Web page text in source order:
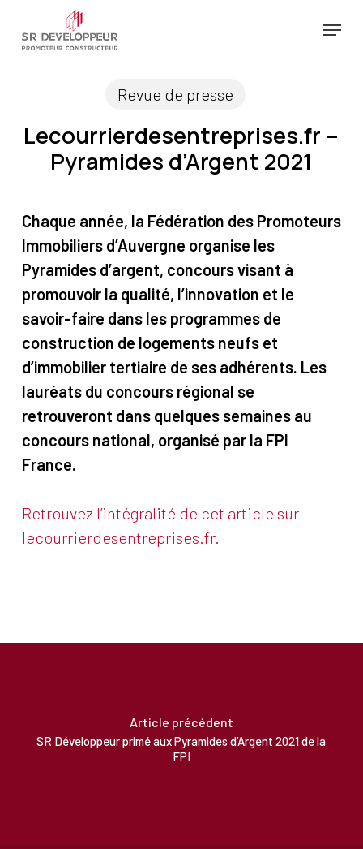
Menu
Revue de presse
Lecourrierdesentreprises.fr –
Pyramides d’Argent 2021
Chaque année, la Fédération des Promoteurs
Immobiliers d’Auvergne organise les
Pyramides d’argent, concours visant à
promouvoir la qualité, l’innovation et le
savoir-faire dans les programmes de
construction de logements neufs et
d’immobilier tertiaire de ses adhérents. Les
lauréats du concours régional se
retrouveront dans quelques semaines au
concours national, organisé par la FPI
France.
Retrouvez l’intégralité de cet article sur
lecourrierdesentreprises.fr.
Article précédent
SR Développeur primé aux Pyramides d’Argent 2021 de la
FPI